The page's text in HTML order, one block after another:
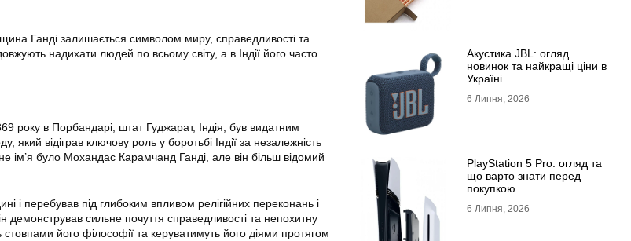
Ганді залишається символом миру, справедливості та
надихати людей по всьому світу, а в Індії його часто
року в Порбандарі, штат Гуджарат, Індія, був видатним
який відіграв ключову роль у боротьбі Індії за незалежність
ім’я було Мохандас Карамчанд Ганді, але він більш відомий
і перебував під глибоким впливом релігійних переконань і
демонстрував сильне почуття справедливості та непохитну
стовпами його філософії та керуватимуть його діями протягом
Акустика JBL: огляд
новинок та найкращі ціни в
Україні
6 Липня, 2026
PlayStation 5 Pro: огляд та
що варто знати перед
покупкою
6 Липня, 2026